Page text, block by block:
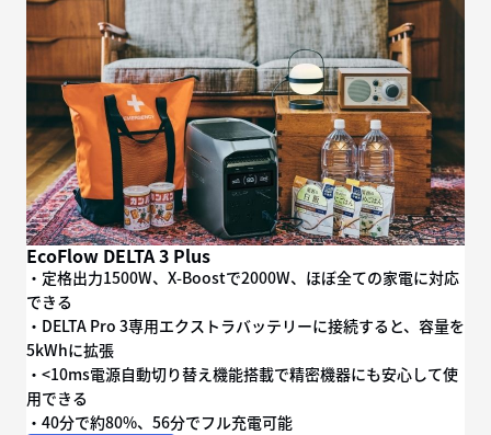
EcoFlow DELTA 3 Plus
・定格出力1500W、X-Boostで2000W、ほぼ全ての家電に対応
できる
・DELTA Pro 3専用エクストラバッテリーに接続すると、容量を
5kWhに拡張
・<10ms電源自動切り替え機能搭載で精密機器にも安心して使
用できる
・40分で約80%、56分でフル充電可能